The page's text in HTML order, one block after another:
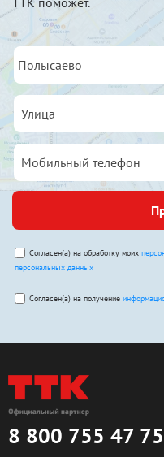
Согласен(а) на обработку моих
персональных данных
Согласен(а) на получение
8 800 755 47 75